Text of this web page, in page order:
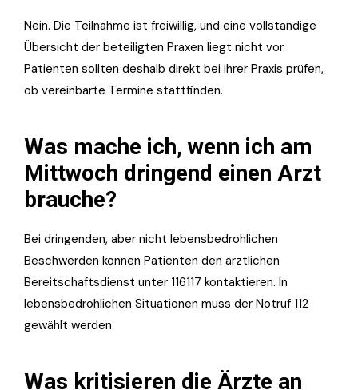
Nein. Die Teilnahme ist freiwillig, und eine vollständige
Übersicht der beteiligten Praxen liegt nicht vor.
Patienten sollten deshalb direkt bei ihrer Praxis prüfen,
ob vereinbarte Termine stattfinden.
Was mache ich, wenn ich am
Mittwoch dringend einen Arzt
brauche?
Bei dringenden, aber nicht lebensbedrohlichen
Beschwerden können Patienten den ärztlichen
Bereitschaftsdienst unter 116117 kontaktieren. In
lebensbedrohlichen Situationen muss der Notruf 112
gewählt werden.
Was kritisieren die Ärzte an